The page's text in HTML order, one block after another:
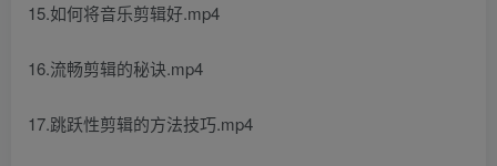
15.如何将音乐剪辑好.mp4
16.流畅剪辑的秘诀.mp4
17.跳跃性剪辑的方法技巧.mp4